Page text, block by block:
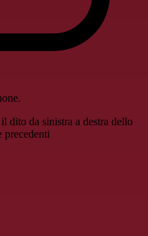
dito da sinistra a destra dello
precedenti